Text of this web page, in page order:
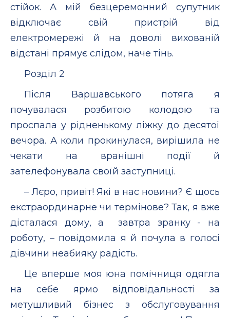
стійок. А мій безцеремонний супутник
відключає свій пристрій від
електромережі й на доволі вихованій
відстані прямує слідом, наче тінь.
Розділ 2
Після Варшавського потяга я
почувалася розбитою колодою та
проспала у рідненькому ліжку до десятої
вечора. А коли прокинулася, вирішила не
чекати на вранішні події й
зателефонувала своїй заступниці.
– Лєро, привіт! Які в нас новини? Є щось
екстраординарне чи термінове? Так, я вже
дісталася дому, а завтра зранку - на
роботу, – повідомила я й почула в голосі
дівчини неабияку радість.
Це вперше моя юна помічниця одягла
на себе ярмо відповідальності за
метушливий бізнес з обслуговування